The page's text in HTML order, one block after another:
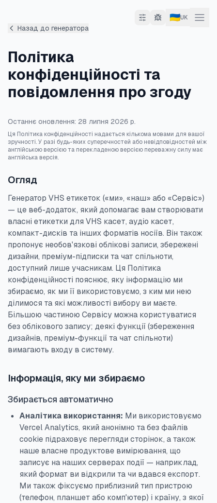
🇺🇦UK
Назад до генератора
Політика
конфіденційності та
повідомлення про згоду
Останнє оновлення: 28 липня 2026 р.
Ця Політика конфіденційності надається кількома мовами для вашої
зручності. У разі будь-яких суперечностей або невідповідностей між
англійською версією та перекладеною версією переважну силу має
англійська версія.
Огляд
Генератор VHS етикеток («ми», «наш» або «Сервіс»)
— це веб-додаток, який допомагає вам створювати
власні етикетки для VHS касет, аудіо касет,
компакт-дисків та інших форматів носіїв. Він також
пропонує необов'язкові облікові записи, збережені
дизайни, преміум-підписки та чат спільноти,
доступний лише учасникам. Ця Політика
конфіденційності пояснює, яку інформацію ми
збираємо, як ми її використовуємо, з ким ми нею
ділимося та які можливості вибору ви маєте.
Більшою частиною Сервісу можна користуватися
без облікового запису; деякі функції (збереження
дизайнів, преміум-функції та чат спільноти)
вимагають входу в систему.
Інформація, яку ми збираємо
Збирається автоматично
Аналітика використання: Ми використовуємо
Vercel Analytics, який анонімно та без файлів
cookie підраховує перегляди сторінок, а також
наше власне продуктове вимірювання, що
записує на наших серверах події — наприклад,
який формат ви відкрили та чи вдався експорт.
Ми також фіксуємо приблизний тип пристрою
(телефон, планшет або комп'ютер) і країну, з якої